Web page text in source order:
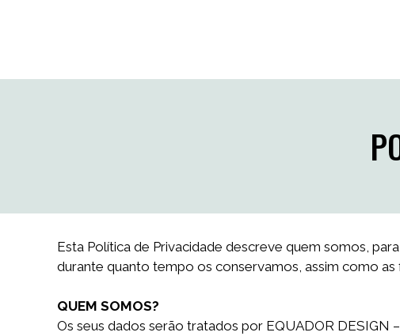
Esta Política de Privacidade descreve quem somos,
durante quanto tempo os conservamos, assim como
QUEM SOMOS?
Os seus dados serão tratados por EQUADOR DESIGN